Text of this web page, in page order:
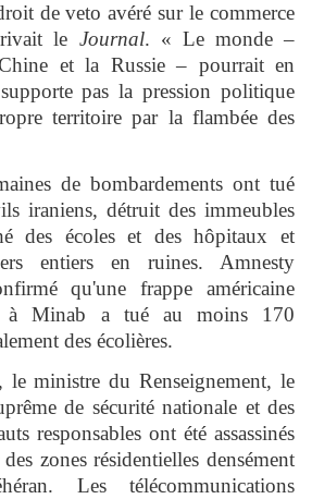
de veto avéré sur le commerce
le Journal. « Le monde –
et la Russie – pourrait en
pas la pression politique
territoire par la flambée des
de bombardements ont tué
iraniens, détruit des immeubles
des écoles et des hôpitaux et
entiers en ruines. Amnesty
qu'une frappe américaine
à Minab a tué au moins 170
des écolières.
le ministre du Renseignement, le
de sécurité nationale et des
responsables ont été assassinés
zones résidentielles densément
Les télécommunications